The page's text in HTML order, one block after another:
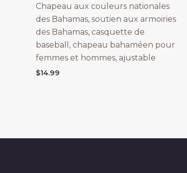
Chapeau aux couleurs nationales
des Bahamas, soutien aux armoiries
des Bahamas, casquette de
baseball, chapeau bahaméen pour
femmes et hommes, ajustable
$14.99